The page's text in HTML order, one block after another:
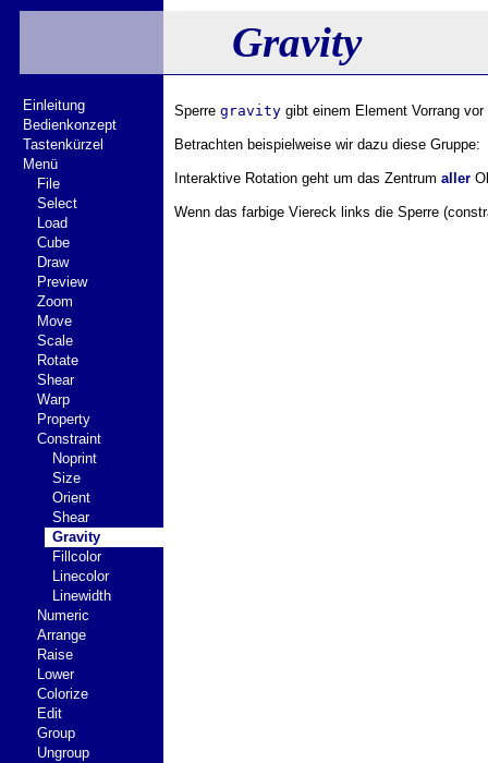
Gravity
Sperre gravity gibt einem Element Vorrang vor
Betrachten beispielweise wir dazu diese Gruppe:
Interaktive Rotation geht um das Zentrum aller
Wenn das farbige Viereck links die Sperre
Einleitung
Bedienkonzept
Tastenkürzel
Menü
File
Select
Load
Cube
Draw
Preview
Zoom
Move
Scale
Rotate
Shear
Warp
Property
Constraint
Noprint
Size
Orient
Shear
Gravity
Fillcolor
Linecolor
Linewidth
Numeric
Arrange
Raise
Lower
Colorize
Edit
Group
Ungroup